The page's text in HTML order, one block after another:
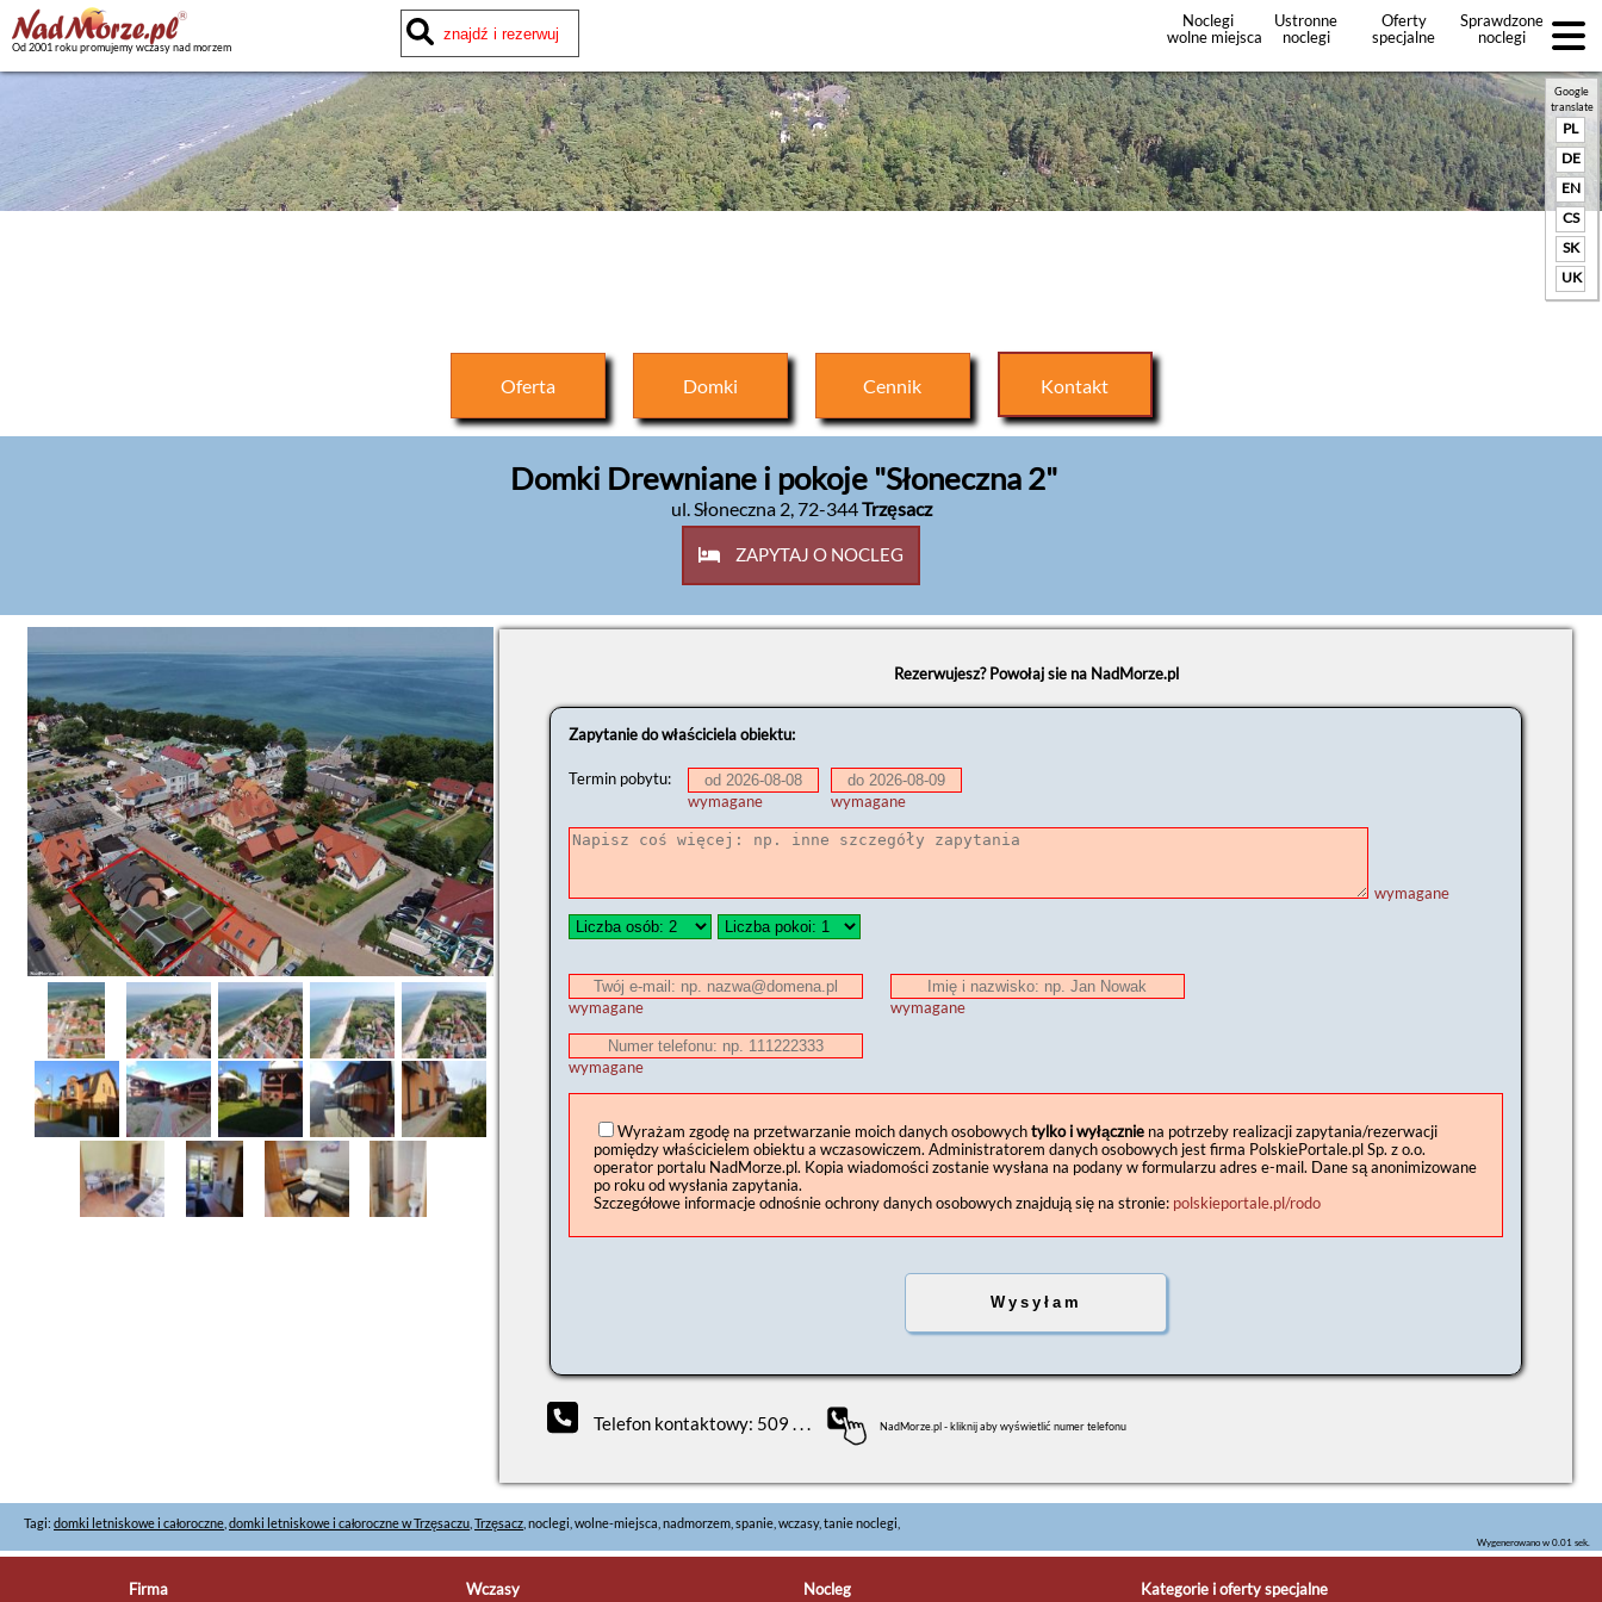
Od 2001 roku promujemy wczasy nad morzem
Noclegi
wolne miejsca
Ustronne
noclegi
Oferty
specjalne
Sprawdzone
noclegi
+Dodaj
ofertę
Google
translate
PL
DE
EN
CS
SK
UK
Oferta Domki Cennik Kontakt
Domki Drewniane i pokoje "Słoneczna 2"
ul. Słoneczna 2,72-344Trzęsacz
ZAPYTAJ O NOCLEG
Rezerwujesz? Powołaj sie na NadMorze.pl
Zapytanie do właściciela obiektu:
Termin pobytu:
wymagane
wymagane
wymagane
wymagane wymagane
wymagane
Wyrażam zgodę na przetwarzanie moich danych osobowychtylko i wyłączniena potrzeby realizacji zapytania/rezerwacji
pomiędzy właścicielem obiektu a wczasowiczem. Administratorem danych osobowych jest firma PolskiePortale.pl Sp. z o.o.
operator portalu NadMorze.pl. Kopia wiadomości zostanie wysłana na podany w formularzu adres e-mail. Dane są anonimizowane
po roku od wysłania zapytania.
Szczegółowe informacje odnośnie ochrony danych osobowych znajdują się na stronie: polskieportale.pl/rodo
Telefon kontaktowy: 509 . . . NadMorze.pl - kliknij aby wyświetlić numer telefonu
Tagi: domki letniskowe i całoroczne domki letniskowe i całoroczne w Trzęsaczu Trzęsacz , noclegi, wolne-miejsca, nadmorzem, spanie, wczasy, tanie noclegi,
Wygenerowano w 0.01 sek.
Firma Wczasy Nocleg Kategorie i oferty specjalne